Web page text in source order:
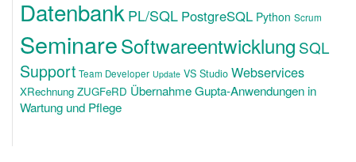
DatenbankPL/SQL PostgreSQL Python Scrum
SeminareSoftwareentwicklung SQL
Support Team Developer Update VS Studio Webservices
XRechnung ZUGFeRD Übernahme Gupta-Anwendungen in
Wartung und Pflege